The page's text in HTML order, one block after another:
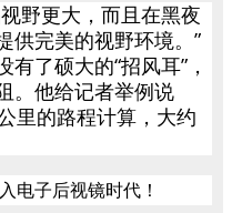
野更大，而且在黑夜
供完美的视野环境。”
了硕大的“招风耳”，
。他给记者举例说
里的路程计算，大约